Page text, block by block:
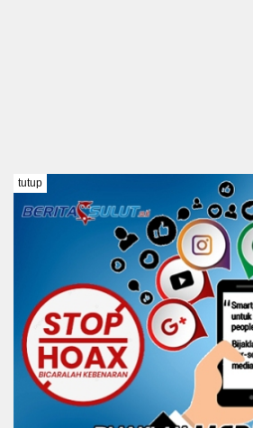
TENTANG KAMI REDAKSI
PEDOMAN MEDIA SIBER
tutup